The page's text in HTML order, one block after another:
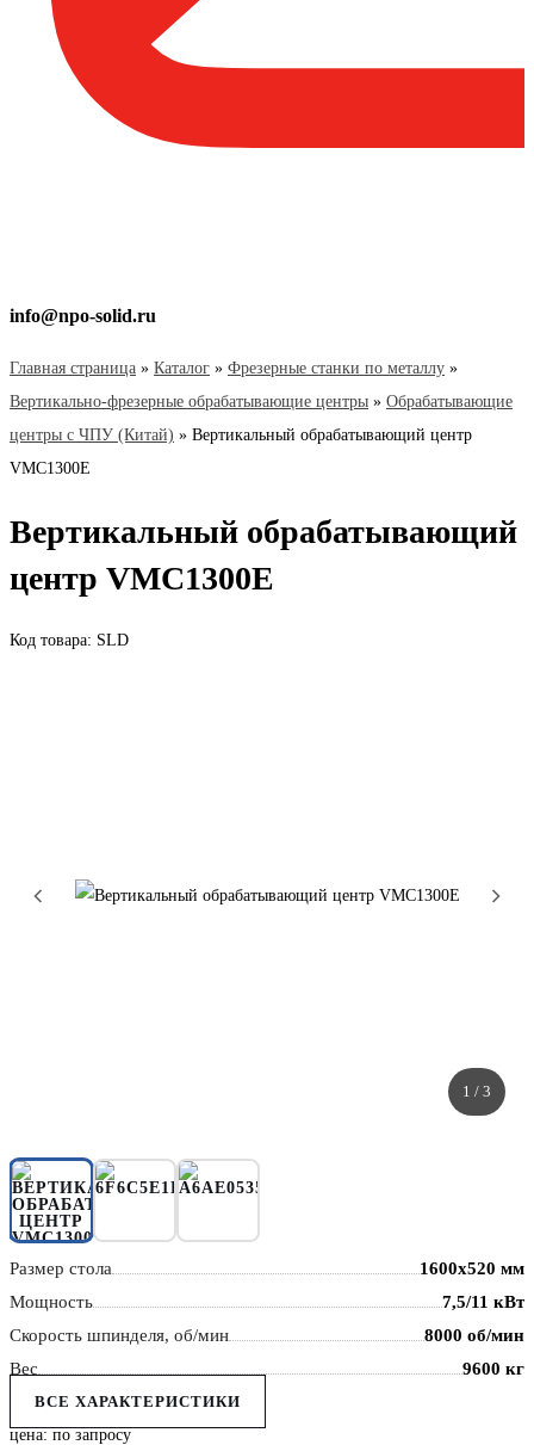
info@npo-solid.ru
Главная страница » Каталог » Фрезерные станки по металлу »
Вертикально-фрезерные обрабатывающие центры » Обрабатывающие
центры с ЧПУ (Китай) » Вертикальный обрабатывающий центр
VMC1300E
Вертикальный обрабатывающий
центр VMC1300E
Код товара: SLD
1 / 3
Размер стола
1600x520 мм
Мощность
7,5/11 кВт
Скорость шпинделя, об/мин
8000 об/мин
Вес
9600 кг
ВСЕ ХАРАКТЕРИСТИКИ
цена: по запросу